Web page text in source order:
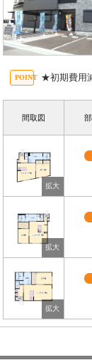
★初期費用
間取図